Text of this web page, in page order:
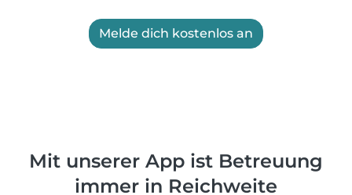
Melde dich kostenlos an
Mit unserer App ist Betreuung
immer in Reichweite